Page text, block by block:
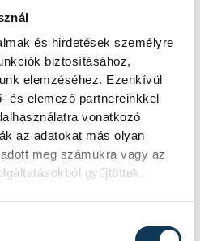
és hirdetések személyre
biztosításához,
elemzéséhez. Ezenkívül
és elemező partnereinkkel
vonatkozó
az adatokat más olyan
meg számukra vagy az
gyűjtöttek.
a kiállításra.
arról, hogy a
milyen
ezeket a fotókat. A
fotók mellé általuk
Ezek
szempont volt,
vannak a
a város
Amennyiben